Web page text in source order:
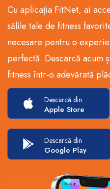
Cu aplicația FitNet, ai
sălile tale de fitness
necesare pentru o
perfectă. Descarcă acum
fitness într-o adevărată
Descarcă din
Apple Store
Descarcă din
Google Play